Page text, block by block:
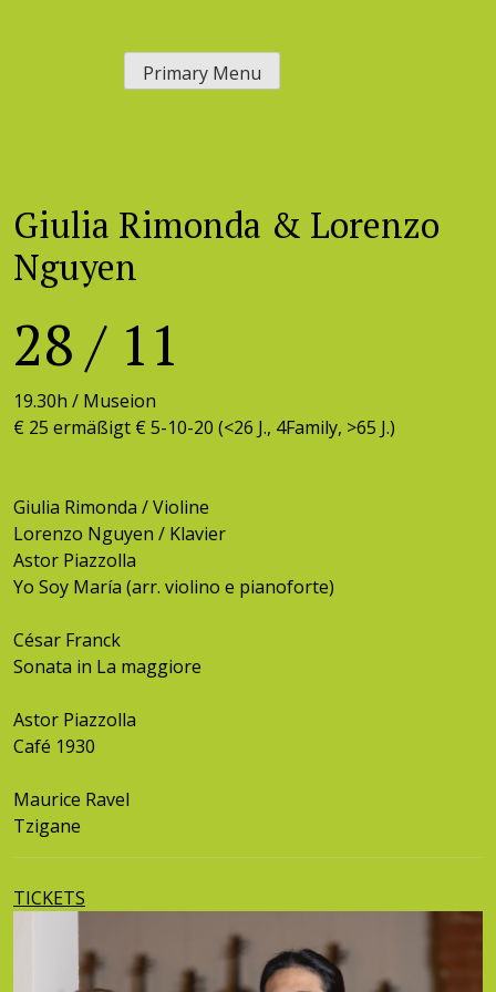
Primary Menu
Giulia Rimonda & Lorenzo
Nguyen
28/ 11
19.30h / Museion
€ 25 ermäßigt € 5-10-20 (<26 J., 4Family, >65 J.)
Giulia Rimonda / Violine
Lorenzo Nguyen / Klavier
Astor Piazzolla
Yo Soy María (arr. violino e pianoforte)
César Franck
Sonata in La maggiore
Astor Piazzolla
Café 1930
Maurice Ravel
Tzigane
TICKETS